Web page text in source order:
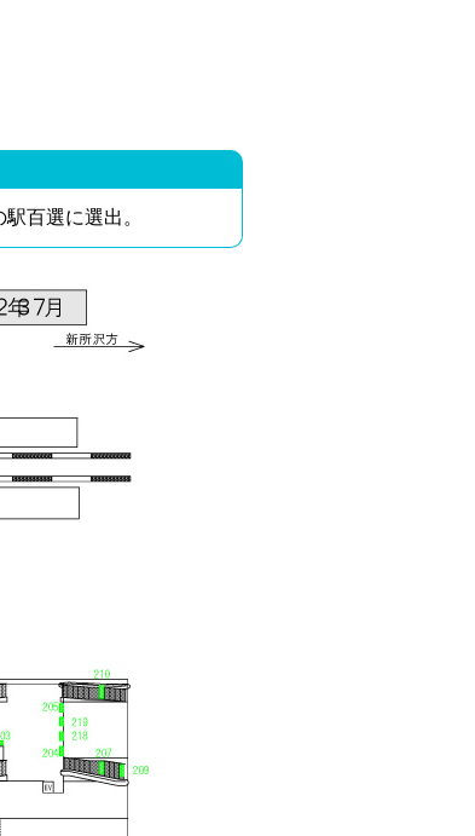
百選に選出。